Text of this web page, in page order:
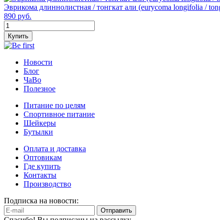
Эврикома длиннолистная / тонгкат али (eurycoma longifolia /
890 руб.
Купить
Новости
Блог
ЧаВо
Полезное
Питание по целям
Спортивное питание
Шейкеры
Бутылки
Оплата и доставка
Оптовикам
Где купить
Контакты
Производство
Подписка на новости:
Отправить